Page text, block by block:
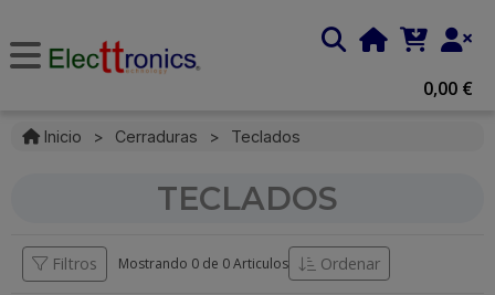
0,00 €
Inicio > Cerraduras > Teclados
TECLADOS
Filtros Mostrando 0 de 0 Articulos Ordenar